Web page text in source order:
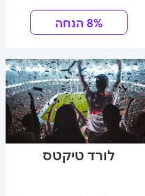
8% הנחה
לורד טיקטס